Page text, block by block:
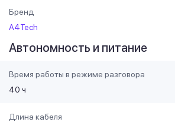
Бренд
A4Tech
Автономность и питание
Время работы в режиме разговора
40 ч
Длина кабеля